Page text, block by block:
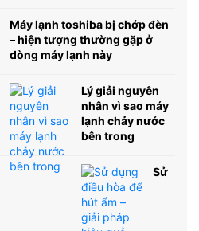
Máy lạnh toshiba bị chớp đèn
– hiện tượng thường gặp ở
dòng máy lạnh này
Lý giải nguyên
nhân vì sao máy
lạnh chảy nước
bên trong
Sử